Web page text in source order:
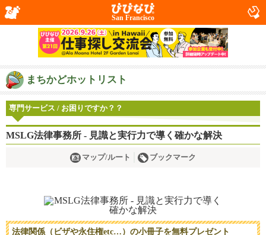
San Francisco
まちかどホットリスト
専門サービス / お困りですか？？
MSLG法律事務所 - 見識と実行力で導く確かな解決
マップ/ルート ブックマーク
法律関係（ビザや永住権etc…）の小冊子を無料プレゼント